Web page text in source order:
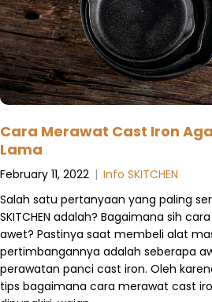
Cara Merawat Cast Iron
Lama
February 11, 2022 | Info SKITCHEN
Salah satu pertanyaan yang paling
SKITCHEN adalah? Bagaimana sih
awet? Pastinya saat membeli alat
pertimbangannya adalah seberapa
perawatan panci cast iron. Oleh
tips bagaimana cara merawat cast